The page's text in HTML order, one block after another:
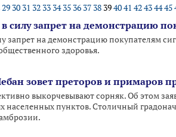
29 30 31 32 33 34 35 36 37 38 394041 42434445
в силу запрет на демонстрацию
запрет на демонстрацию покупателям
здоровья.
зовет преторов и примаров
выкорчевывают сорняк. Об этом
пунктов. Столичный